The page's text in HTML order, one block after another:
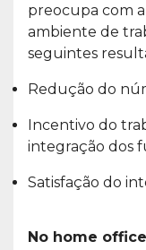
preocupa com
ambiente de
seguintes
Redução do
Incentivo do
integração dos
Satisfação do
No home office